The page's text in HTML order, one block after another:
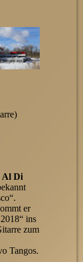
Al Di
er
ins
zum
Tangos.